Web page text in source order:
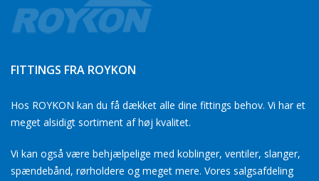
FITTINGS FRA ROYKON
Hos ROYKON kan du få dækket alle dine fittings behov. Vi har et
meget alsidigt sortiment af høj kvalitet.
Vi kan også være behjælpelige med koblinger, ventiler, slanger,
spændebånd, rørholdere og meget mere. Vores salgsafdeling